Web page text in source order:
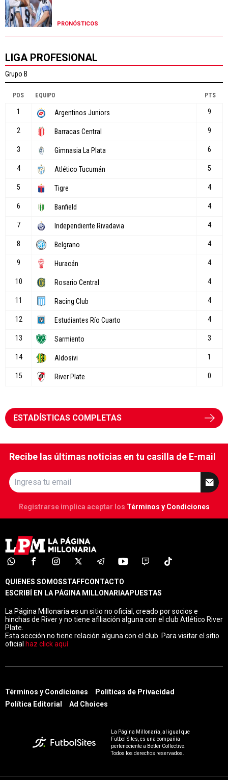
PRONÓSTICOS
LIGA PROFESIONAL
ESTADÍSTICAS COMPLETAS
Recibe las últimas noticias en tu casilla de E-mail
Registrarse implica aceptar los Términos y Condiciones
QUIENES SOMOSSTAFFCONTACTO
ESCRIBÍ EN LA PÁGINA MILLONARIAAPUESTAS
La Página Millonaria es un sitio no oficial, creado por socios e
hinchas de River y no tiene afiliación alguna con el club Atlético River
Plate.
Esta sección no tiene relación alguna con el club. Para visitar el sitio
oficial haz click aquí
Términos y Condiciones
Políticas de Privacidad
Política Editorial
Ad Choices
La Página Millonaria, al igual que
Futbol Sites, es una compañía
perteneciente a Better Collective.
Todos los derechos reservados.